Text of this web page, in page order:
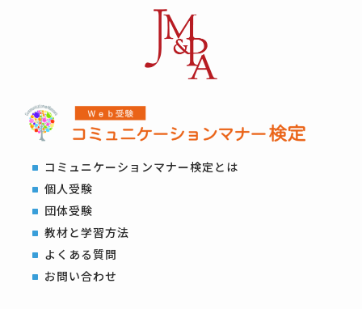
コミュニケーションマナー検定とは
個人受験
団体受験
教材と学習方法
よくある質問
お問い合わせ